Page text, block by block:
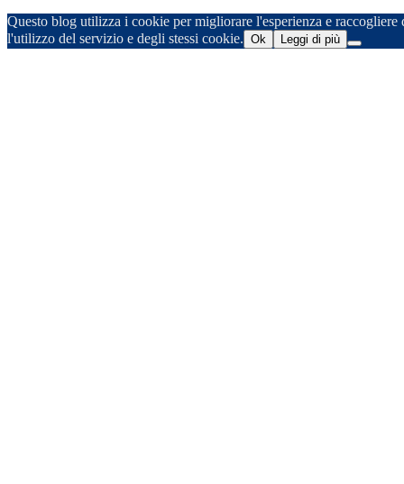
Questo blog utilizza i cookie per migliorare l'esperienza e
l'utilizzo del servizio e degli stessi cookie. Ok Leggi di più